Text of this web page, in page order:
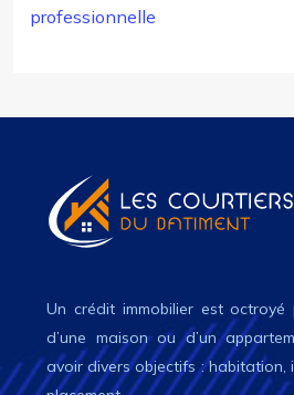
professionnelle
Un crédit immobilier est octroyé
d’une maison ou d’un
avoir divers objectifs : habitation,